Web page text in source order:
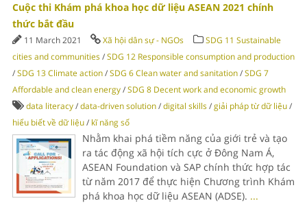
Cuộc thi Khám phá khoa học dữ liệu ASEAN 2021 chính
thức bắt đầu
11 March 2021 Xã hội dân sự - NGOs
SDG 11 Sustainable
cities and communities/SDG 12 Responsible consumption and production
/SDG 13 Climate action/SDG 6 Clean water and sanitation/SDG 7
Affordable and clean energy/SDG 8 Decent work and economic growth
data literacy/data-driven solution/digital skills/giải pháp từ dữ liệu/
hiểu biết về dữ liệu/ kĩ năng số
Nhằm khai phá tiềm năng của giới trẻ và tạo
ra tác động xã hội tích cực ở Đông Nam Á,
ASEAN Foundation và SAP chính thức hợp tác
từ năm 2017 để thực hiện Chương trình Khám
phá khoa học dữ liệu ASEAN (ADSE). ...